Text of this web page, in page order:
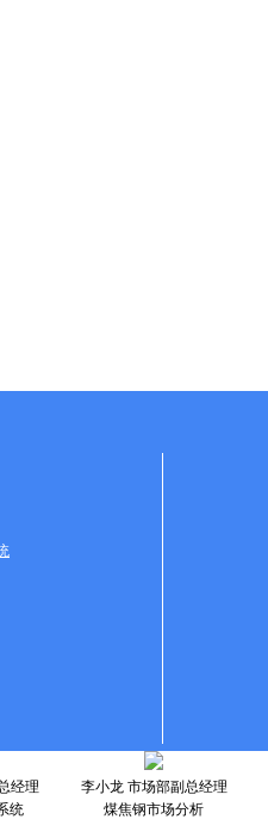
经理
统
李小龙 市场部副总经理
煤焦钢市场分析